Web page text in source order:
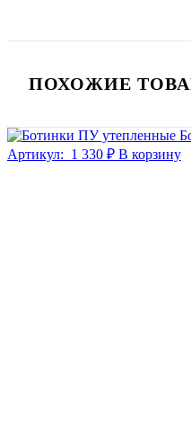
ПОХОЖИЕ
Артикул: 1 330 ₽ В корзину